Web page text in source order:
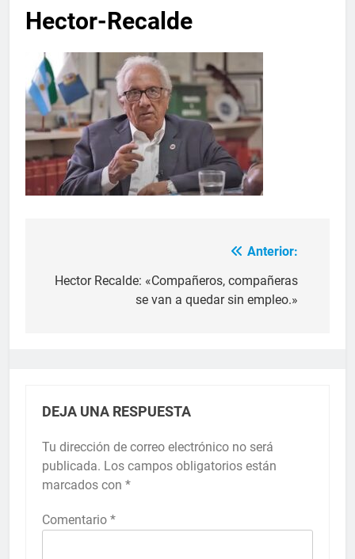
Hector-Recalde
Anterior:
Hector Recalde: «Compañeros, compañeras
se van a quedar sin empleo.»
DEJA UNA RESPUESTA
Tu dirección de correo electrónico no será
publicada. Los campos obligatorios están
marcados con *
Comentario *